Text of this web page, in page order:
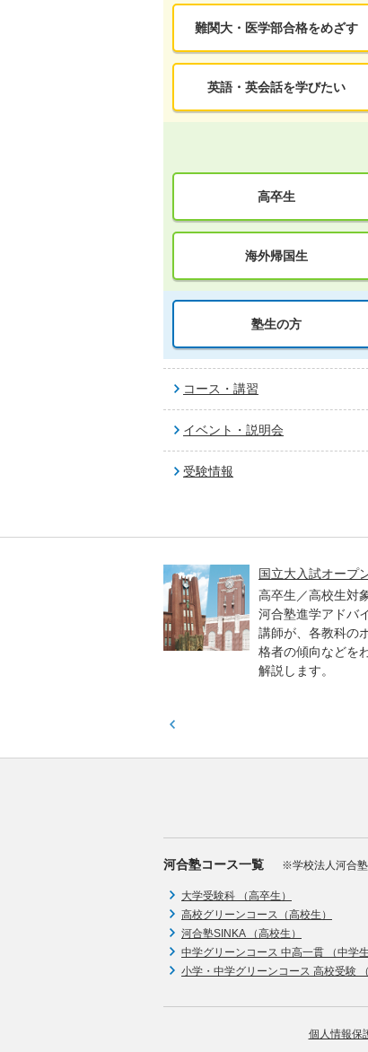
難関大・医学部合格をめざす
英語・英会話を学びたい
高卒生
海外帰国生
塾生の方
コース・講習
イベント・説明会
受験情報
国立大入試オープ
高卒生／高校生対
河合塾進学アドバ
講師が、各教科の
格者の傾向などを
解説します。
河合塾コース一覧 ※学校法人河合塾
大学受験科 （高卒生）
高校グリーンコース（高校生）
河合塾SINKA （高校生）
中学グリーンコース 中高一貫 （中学生
小学・中学グリーンコース 高校受験
個人情報保